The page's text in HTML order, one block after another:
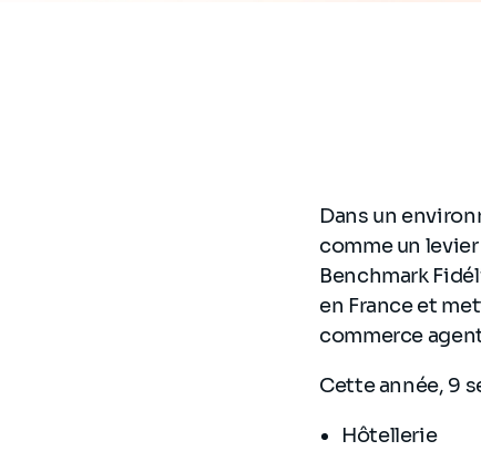
Dans un
comme un
Benchmark
en France et
commerce
Cette année, 9
Hôtellerie